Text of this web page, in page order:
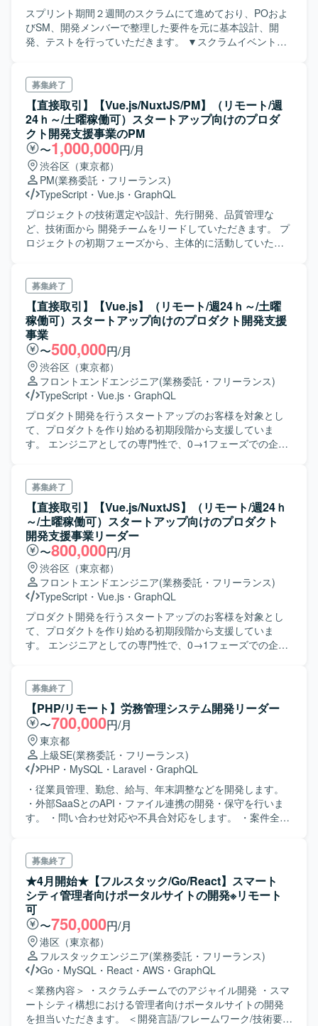
スプリント期間２週間のスクラムにて進めており、POおよ
びSM、開発メンバーで整理した要件を元に基本設計、開
発、テストを行っていただきます。 ▼スクラムイベントの
ニング：隔週月15:00〜16:00 スプリントレビュー／レトロ
／スプリントプランニング：隔週火14:30～17:00 リファイ
ンメント：毎週木11:00～11:30、＋随時 中間レビュー：毎
週金16:00～17:00
募集終了
【直接取引】【Vue.js/NuxtJS/PM】（リモート/週
24ｈ～/土曜稼働可）スタートアップ向けのプロダ
クト開発支援事業のPM
〜1,000,000円/月
渋谷区（東京都）
PM(業務委託・フリーランス)
TypeScript ・ Vue.js ・ GraphQL
プロジェクトの技術選定や設計、先行開発、品質管理な
ど、技術面から 開発チームをリードしていただきます。 プ
ロジェクトの初期フェーズから、主体的に活動していただ
運用やリファクタリング、プルリクエストのレビュー、メ
ンバーの技術フォローなどを担当していただきます。
募集終了
【直接取引】【Vue.js】（リモート/週24ｈ～/土曜
稼働可）スタートアップ向けのプロダクト開発支援
事業
〜500,000円/月
渋谷区（東京都）
フロントエンドエンジニア(業務委託・フリーランス)
TypeScript ・ Vue.js ・ GraphQL
プロダクト開発を行うスタートアップのお客様を対象とし
て、プロダクトを作り始める初期段階から支援していま
す。 エンジニアとしての専門性で、0→1フェーズでの企
まで総合的にエンジニアリングを支援しています。 基本的
にはフロントエンドの設計～開発に携わりますが、スキル
やキャリアを鑑みてサーバサイドやインフラなど、領域を
広げてプロダクト開発に必要な種々の業務を遂行していた
だきます。
募集終了
【直接取引】【Vue.js/NuxtJS】（リモート/週24ｈ
～/土曜稼働可）スタートアップ向けのプロダクト
開発支援事業リーダー
〜800,000円/月
渋谷区（東京都）
フロントエンドエンジニア(業務委託・フリーランス)
TypeScript ・ Vue.js ・ GraphQL
プロダクト開発を行うスタートアップのお客様を対象とし
て、プロダクトを作り始める初期段階から支援していま
す。 エンジニアとしての専門性で、0→1フェーズでの企
まで総合的にエンジニアリングを支援しています。 複数人
のエンジニアで開発チームを組成し、チームリーダーとし
てチーム開発の進行に責任を持っていただきます。また、
ご自身でもコードを書き、プロジェクトの進行に貢献して
いただきます。
募集終了
【PHP/リモート】労務管理システム開発リーダー
〜700,000円/月
東京都
上級SE(業務委託・フリーランス)
PHP ・ MySQL ・ Laravel ・ GraphQL
・従業員管理、勤怠、給与、年末調整などを開発します。
・外部SaaSとのAPI・ファイル連携の開発・保守を行いま
す。 ・問い合わせ対応や不具合対応をします。 ・案件全体
募集終了
★4月開始★【フルスタック/Go/React】スマート
シティ管理者向けポータルサイトの開発※リモート
可
〜750,000円/月
港区（東京都）
フルスタックエンジニア(業務委託・フリーランス)
Go ・ MySQL ・ React ・ AWS ・ GraphQL
＜業務内容＞ ・スクラムチームでのアジャイル開発 ・スマ
ートシティ構想における管理者向けポータルサイトの開発
を担当いただきます。 ＜開発言語/フレームワーク/技術要素